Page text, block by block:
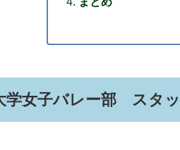
学女子バレー部 スタ